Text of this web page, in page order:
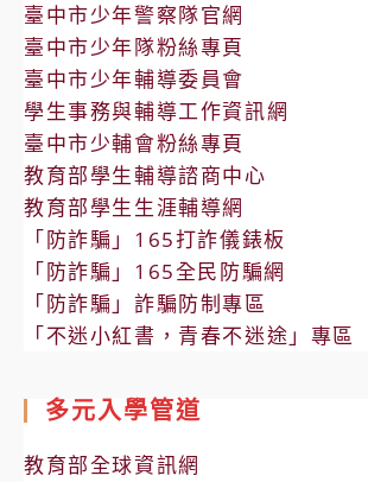
臺中市少年警察隊官網
臺中市少年隊粉絲專頁
臺中市少年輔導委員會
學生事務與輔導工作資訊網
臺中市少輔會粉絲專頁
教育部學生輔導諮商中心
教育部學生生涯輔導網
「防詐騙」165打詐儀錶板
「防詐騙」165全民防騙網
「防詐騙」詐騙防制專區
「不迷小紅書，青春不迷途」專區
多元入學管道
教育部全球資訊網